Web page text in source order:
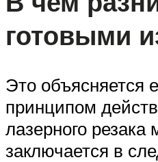
готовыми
Это объясняется
принципом
лазерного резака
заключается в